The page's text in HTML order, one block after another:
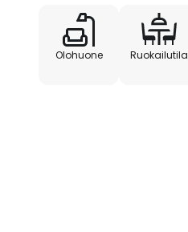
Olohuone Ruokailutila